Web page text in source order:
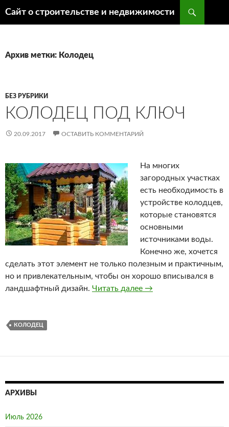
Сайт о строительстве и недвижимости
Архив метки: Колодец
БЕЗ РУБРИКИ
КОЛОДЕЦ ПОД КЛЮЧ
20.09.2017 ОСТАВИТЬ КОММЕНТАРИЙ
На многих
загородных участках
есть необходимость в
устройстве колодцев,
которые становятся
основными
источниками воды.
Конечно же, хочется
сделать этот элемент не только полезным и практичным,
но и привлекательным, чтобы он хорошо вписывался в
ландшафтный дизайн. Читать далее Колодец под ключ
→
КОЛОДЕЦ
АРХИВЫ
Июль 2026